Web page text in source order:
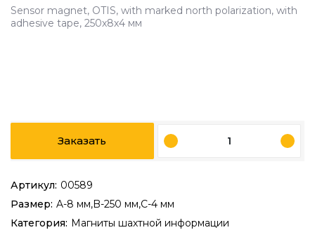
Sensor magnet, OTIS, with marked north polarization, with
adhesive tape, 250х8х4 мм
Заказать
Артикул: 00589
Размер: A-8 мм,B-250 мм,C-4 мм
Категория: Магниты шахтной информации